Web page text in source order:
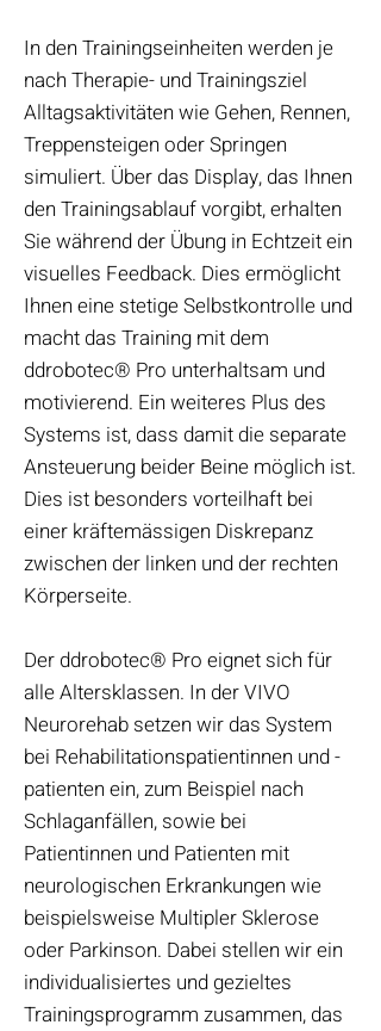
In den Trainingseinheiten werden je
nach Therapie- und Trainingsziel
Alltagsaktivitäten wie Gehen, Rennen,
Treppensteigen oder Springen
simuliert. Über das Display, das Ihnen
den Trainingsablauf vorgibt, erhalten
Sie während der Übung in Echtzeit ein
visuelles Feedback. Dies ermöglicht
Ihnen eine stetige Selbstkontrolle und
macht das Training mit dem
ddrobotec® Pro unterhaltsam und
motivierend. Ein weiteres Plus des
Systems ist, dass damit die separate
Ansteuerung beider Beine möglich ist.
Dies ist besonders vorteilhaft bei
einer kräftemässigen Diskrepanz
zwischen der linken und der rechten
Körperseite.
Der ddrobotec® Pro eignet sich für
alle Altersklassen. In der VIVO
Neurorehab setzen wir das System
bei Rehabilitationspatientinnen und -
patienten ein, zum Beispiel nach
Schlaganfällen, sowie bei
Patientinnen und Patienten mit
neurologischen Erkrankungen wie
beispielsweise Multipler Sklerose
oder Parkinson. Dabei stellen wir ein
individualisiertes und gezieltes
Trainingsprogramm zusammen, das